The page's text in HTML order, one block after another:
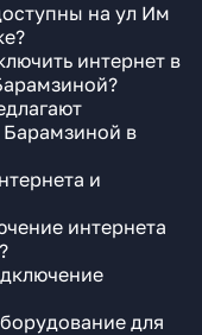
на ул Им
интернет в
в
и
интернета
для